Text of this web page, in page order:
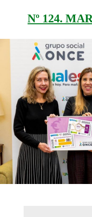
Nº 124.